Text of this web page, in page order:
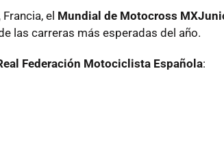
Francia, el Mundial de Motocross
las carreras más esperadas del año.
Federación Motociclista Española: